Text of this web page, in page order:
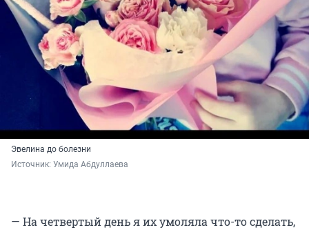
Эвелина до болезни
Источник: Умида Абдуллаева
— На четвертый день я их умоляла что-то сделать,